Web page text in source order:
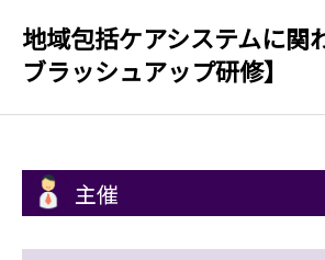
地域包括ケアシステムに関
ブラッシュアップ研修】
主催